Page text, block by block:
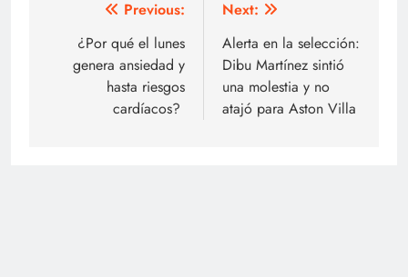
Navegación
entradas
Previous:
¿Por qué el lunes
genera ansiedad y
hasta riesgos
cardíacos?
Next:
Alerta en la selección:
Dibu Martínez sintió
una molestia y no
atajó para Aston Villa